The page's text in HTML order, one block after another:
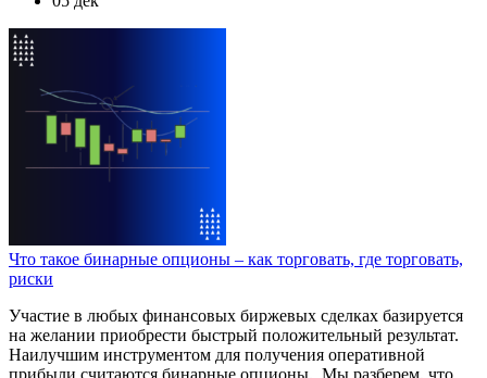
Что такое бинарные опционы – как торговать, где торговать,
риски
Участие в любых финансовых биржевых сделках базируется
на желании приобрести быстрый положительный результат.
Наилучшим инструментом для получения оперативной
прибыли считаются бинарные опционы. Мы разберем, что